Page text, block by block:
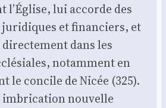
l’Église, lui accorde des
et finan­ciers, et
dans les
notam­ment en
le concile de Nicée (325).
imbri­ca­tion nou­velle